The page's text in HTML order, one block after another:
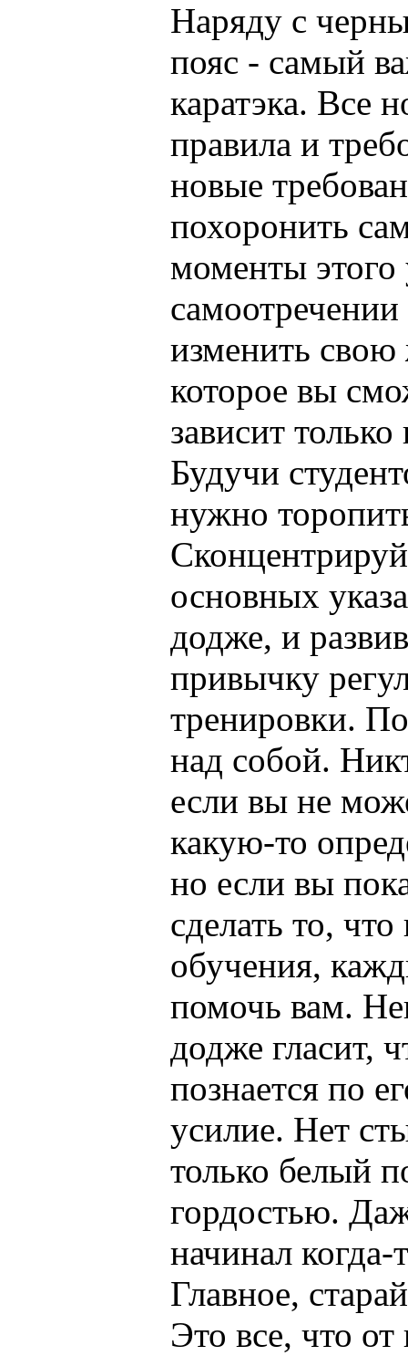
Наряду с
пояс - самый
каратэка. Все
правила и
новые
похоронить
моменты
изменить свою
которое вы
зависит
Будучи
нужно
основных
додже, и
привычку
тренировки.
над собой.
если вы не
какую-то
но если вы
сделать то,
обучения,
помочь вам.
додже гласит,
познается по
усилие. Нет
только белый
гордостью.
начинал когда-
Главное,
Это все, что от